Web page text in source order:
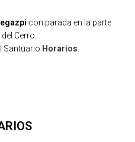
con parada en la parte
Cerro.
Santuario. Horarios